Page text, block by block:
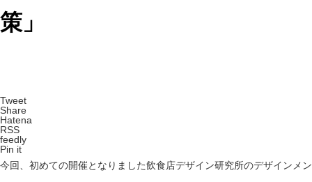
策」
Tweet
Share
Hatena
RSS
feedly
Pin it
今回、初めての開催となりました飲食店デザイン研究所のデザインメ